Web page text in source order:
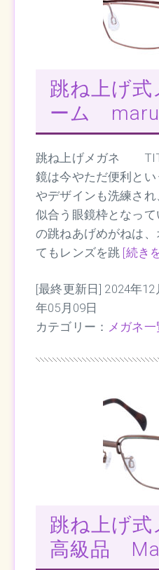
跳ね上げ式
ーム
跳ね上げメガネ
鏡は今やただ便利と
やデザインも洗練さ
似合う眼鏡枠となっ
の跳ねあげめがねは、
てもレンズを跳 [続き
[最終更新日] 2024年
年05月09日
カテゴリー： メガネ一
跳ね上げ
高級品